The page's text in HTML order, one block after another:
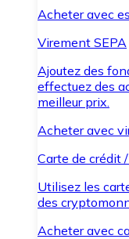
Acheter avec
Virement SEPA
Ajoutez des
effectuez des
meilleur prix.
Acheter avec
Carte de crédit
Utilisez les
des
Acheter avec